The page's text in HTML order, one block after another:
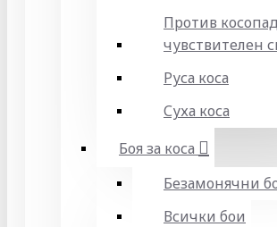
Против
чувствителен
Руса коса
Суха коса
Боя за коса
Безамонячни
Всички бои